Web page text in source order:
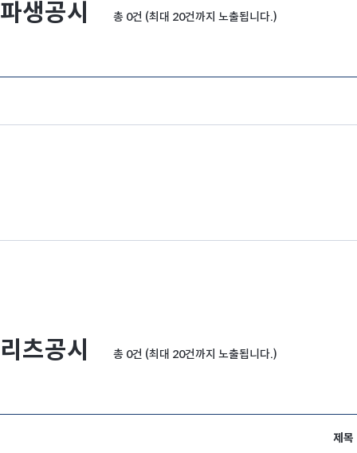
파생공시 총 0건 (최대 20건까지 노출됩니다.)
리츠공시 총 0건 (최대 20건까지 노출됩니다.)
제목